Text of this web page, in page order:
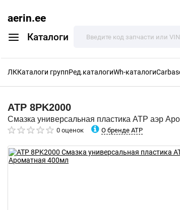
aerin.ee
Каталоги
ЛККаталоги группРед.каталогиWh-каталоги
ATP 8PK2000
Смазка универсальная пластика ATP аэр
0 оценок О бренде ATP